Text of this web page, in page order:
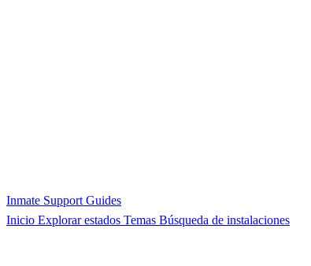
Inmate Support Guides
Inicio Explorar estados Temas Búsqueda de instalaciones